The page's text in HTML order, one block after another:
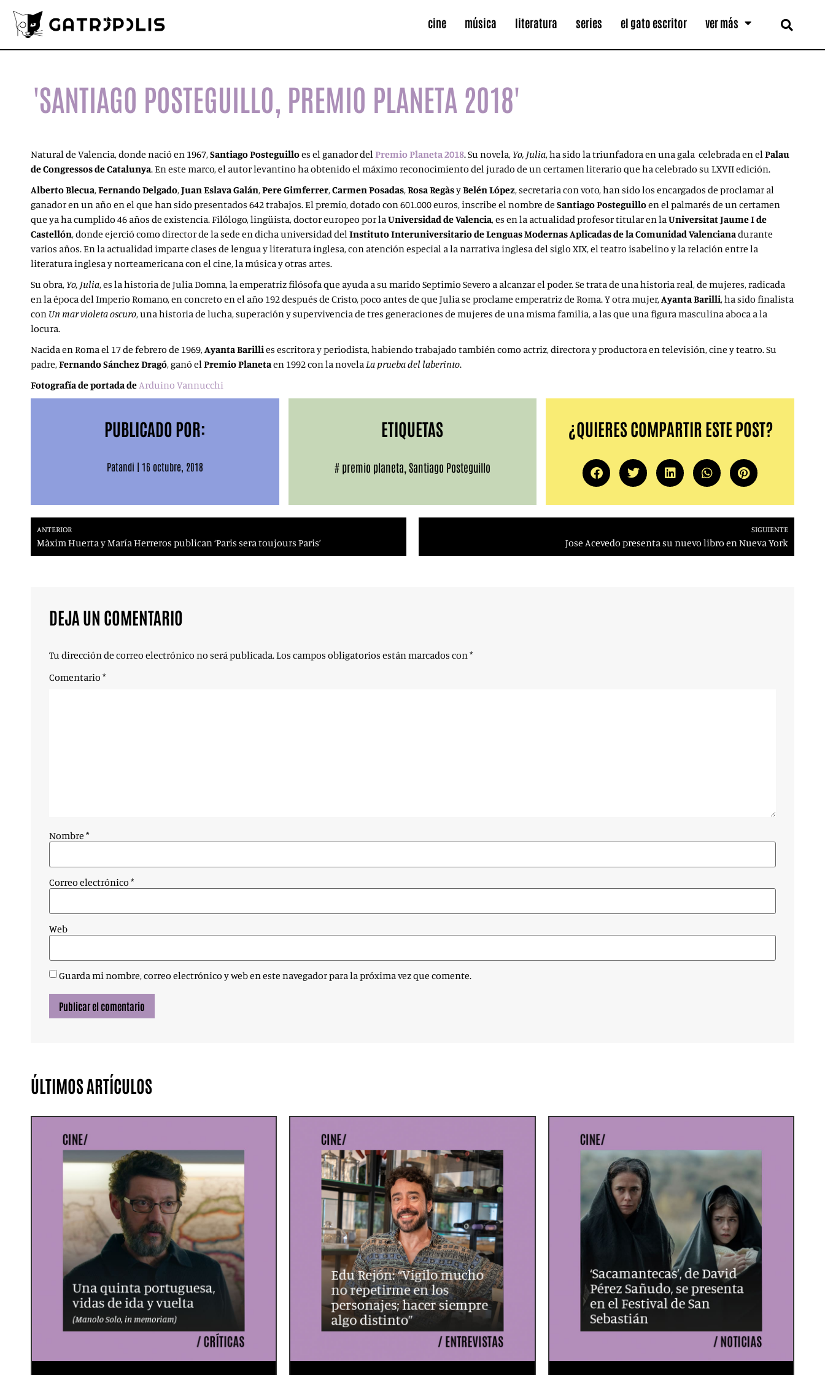
cine música literatura series el gato escritor ver más
'SANTIAGO POSTEGUILLO, PREMIO PLANETA 2018'
Natural de Valencia, donde nació en 1967,Santiago Posteguilloes el ganador delPremio Planeta 2018. Su novela, Yo, Julia, ha sido la triunfadora en una gala celebrada en elPalau
de Congressos de Catalunya. En este marco, el autor levantino ha obtenido el máximo reconocimiento del jurado de un certamen literario que ha celebrado su LXVII edición.
Alberto Blecua,Fernando Delgado,Juan Eslava Galán,Pere Gimferrer,Carmen Posadas,Rosa RegàsyBelén López, secretaria con voto, han sido los encargados de proclamar al
ganador en un año en el que han sido presentados 642 trabajos. El premio, dotado con 601.000 euros, inscribe el nombre de Santiago Posteguilloen el palmarés de un certamen
que ya ha cumplido 46 años de existencia. Filólogo, lingüista, doctor europeo por laUniversidad de Valencia, es en la actualidad profesor titular en laUniversitat Jaume I de
Castellón, donde ejerció como director de la sede en dicha universidad delInstituto Interuniversitario de Lenguas Modernas Aplicadas de la Comunidad Valencianadurante
varios años. En la actualidad imparte clases de lengua y literatura inglesa, con atención especial a la narrativa inglesa del siglo XIX, el teatro isabelino y la relación entre la
literatura inglesa y norteamericana con el cine, la música y otras artes.
Su obra, Yo, Julia, es la historia de Julia Domna, la emperatriz filósofa que ayuda a su marido Septimio Severo a alcanzar el poder. Se trata de una historia real, de mujeres, radicada
en la época del Imperio Romano, en concreto en el año 192 después de Cristo, poco antes de que Julia se proclame emperatriz de Roma. Y otra mujer,Ayanta Barilli, ha sido finalista
con Un mar violeta oscuro, una historia de lucha, superación y supervivencia de tres generaciones de mujeres de una misma familia, a las que una figura masculina aboca a la
locura.
Nacida en Roma el 17 de febrero de 1969,Ayanta Barillies escritora y periodista, habiendo trabajado también como actriz, directora y productora en televisión, cine y teatro. Su
padre,Fernando Sánchez Dragó, ganó elPremio Planetaen 1992 con la novelaLa prueba del laberinto.
Fotografía de portada deArduino Vannucchi
PUBLICADO POR:
Patandi | 16 octubre, 2018
ETIQUETAS
# premio planeta Santiago Posteguillo
¿QUIERES COMPARTIR ESTE POST?
ANTERIOR
Màxim Huerta y María Herreros publican ‘Paris sera toujours Paris’
SIGUIENTE
Jose Acevedo presenta su nuevo libro en Nueva York
DEJA UN COMENTARIO
Tu dirección de correo electrónico no será publicada.Los campos obligatorios están marcados con*
Comentario *
Nombre *
Correo electrónico *
Web
Guarda mi nombre, correo electrónico y web en este navegador para la próxima vez que comente.
ÚLTIMOS ARTÍCULOS